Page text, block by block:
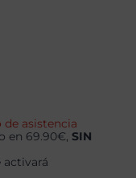
de asistencia
en 69.90€,SIN
activará